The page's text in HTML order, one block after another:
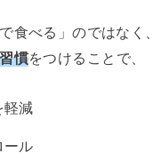
食べる」のではなく、
慣をつけることで、
軽減
ール